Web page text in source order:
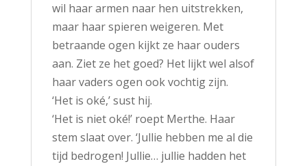
wil haar armen naar hen uitstrekken,
maar haar spieren weigeren. Met
betraande ogen kijkt ze haar ouders
aan. Ziet ze het goed? Het lijkt wel alsof
haar vaders ogen ook vochtig zijn.
‘Het is oké,’ sust hij.
‘Het is niet oké!’ roept Merthe. Haar
stem slaat over. ‘Jullie hebben me al die
tijd bedrogen! Jullie… jullie hadden het